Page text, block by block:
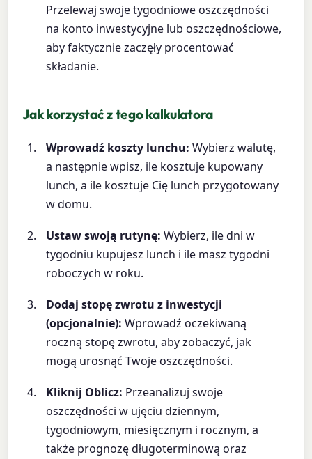
Przelewaj swoje tygodniowe oszczędności
na konto inwestycyjne lub oszczędnościowe,
aby faktycznie zaczęły procentować
składanie.
Jak korzystać z tego kalkulatora
Wprowadź koszty lunchu: Wybierz walutę,
a następnie wpisz, ile kosztuje kupowany
lunch, a ile kosztuje Cię lunch przygotowany
w domu.
Ustaw swoją rutynę: Wybierz, ile dni w
tygodniu kupujesz lunch i ile masz tygodni
roboczych w roku.
Dodaj stopę zwrotu z inwestycji
(opcjonalnie): Wprowadź oczekiwaną
roczną stopę zwrotu, aby zobaczyć, jak
mogą urosnąć Twoje oszczędności.
Kliknij Oblicz: Przeanalizuj swoje
oszczędności w ujęciu dziennym,
tygodniowym, miesięcznym i rocznym, a
także prognozę długoterminową oraz